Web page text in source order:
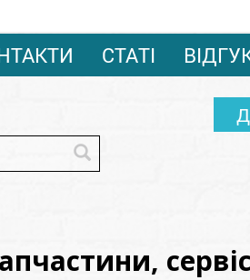
СТАТІ